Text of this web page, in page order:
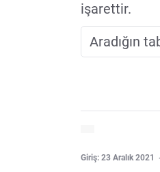
işarettir.
Giriş: 23 Aralık 2021